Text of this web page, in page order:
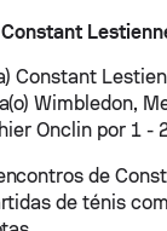
Constant
Wimbledon,
Onclin por 1 -
de
de ténis